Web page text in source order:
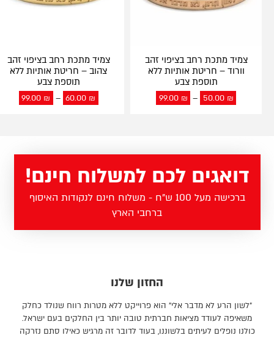
צמיד מתכת רחב בציפוי זהב
וורוד – חריטת אותיות ללא
תוספת צבע
50.00 ₪
–
99.00 ₪
צמיד מתכת רחב בציפוי זהב
צהוב – חריטת אותיות ללא
תוספת צבע
60.00 ₪
–
99.00 ₪
דואגים לכם למשלוח חינם!
ברכישה מעל 100 ש"ח - משלוח חינם לנקודות האיסוף
ברחבי הארץ
החזון שלנו
"לשון הרע לא מדבר אלי" הוא פרוייקט ללא מטרות רווח שנולד כחלק
משאיפה לעודד מציאות חברתית טובה יותר בין החלקים בעם ישראל.
כולנו נופלים לעיתים בלשוננו, בעוד לדובר זה מרגיש כאילו סתם נזרקה